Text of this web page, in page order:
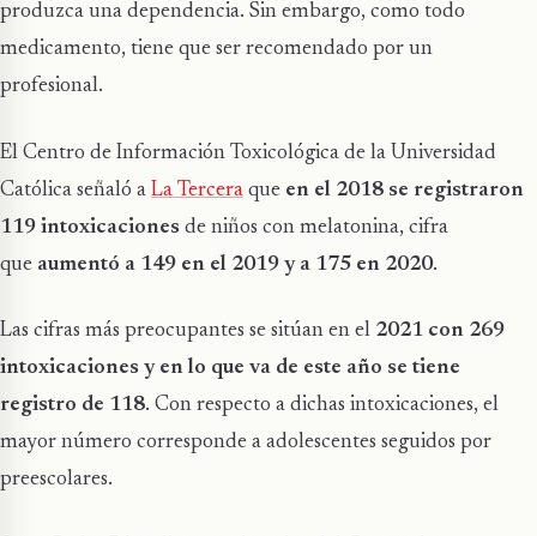
produzca una dependencia. Sin embargo, como todo
medicamento, tiene que ser recomendado por un
profesional.
El Centro de Información Toxicológica de la Universidad
Católica señaló a La Tercera que en el 2018 se registraron
119 intoxicaciones de niños con melatonina, cifra
que aumentó a 149 en el 2019 y a 175 en 2020.
Las cifras más preocupantes se sitúan en el 2021 con 269
intoxicaciones y en lo que va de este año se tiene
registro de 118. Con respecto a dichas intoxicaciones, el
mayor número corresponde a adolescentes seguidos por
preescolares.